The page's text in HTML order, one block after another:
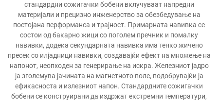
стандардни сожигачки бобени вклучуваат напредни
материјали и прецизно инженерство за обезбедување на
постојана перформанса и трајност. Примарната навивка се
состои од бакарно жици со поголем пречник и помалку
навивки, додека секундарната навивка има тенко жичено
пресек со илјадници навивки, создавајќи ефект на множење на
напонот, неопходен за генерирање на искра. Железниот јадро
ја зголемува јачината на магнетното поле, подобрувајќи ја
ефикасноста и излезниот напон. Стандардните сожигачки
бобени се конструирани да издржат екстремни температури,